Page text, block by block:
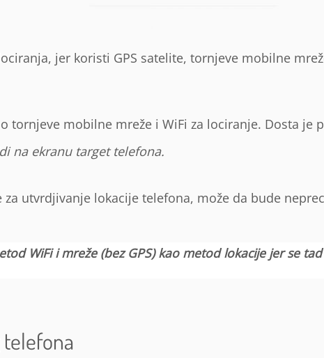
jer koristi GPS satelite, tornjeve mobilne
tornjeve mobilne mreže i WiFi za lociranje. Dosta je
na ekranu target telefona.
za utvrdjivanje lokacije telefona, može da bude
WiFi i mreže (bez GPS) kao metod lokacije jer se